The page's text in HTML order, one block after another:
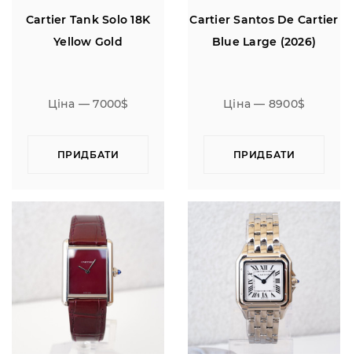
Cartier Tank Solo 18K
Yellow Gold
Ціна — 7000$
ПРИДБАТИ
Cartier Santos De Cartier
Blue Large (2026)
Ціна — 8900$
ПРИДБАТИ